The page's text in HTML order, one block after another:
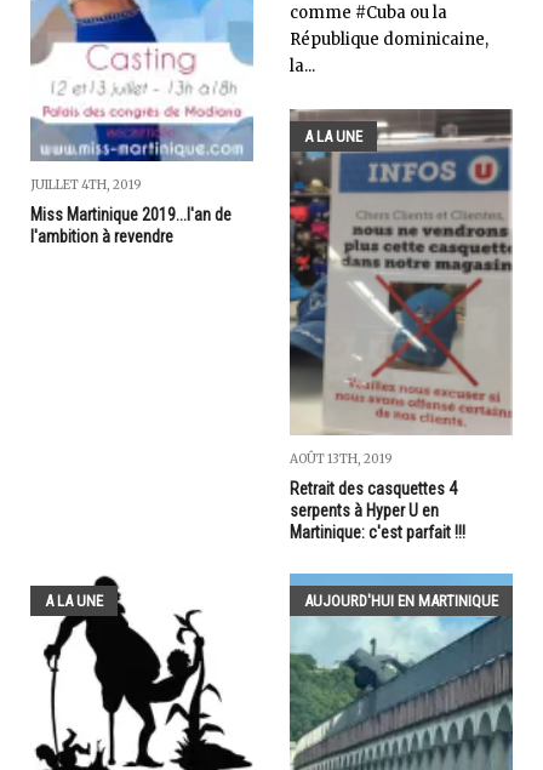
JUILLET 4TH, 2019
Miss Martinique 2019...l'an de
l'ambition à revendre
comme #Cuba ou la
République dominicaine,
la...
A LA UNE
AOÛT 13TH, 2019
Retrait des casquettes 4
serpents à Hyper U en
Martinique: c'est parfait !!!
A LA UNE AUJOURD'HUI EN MARTINIQUE